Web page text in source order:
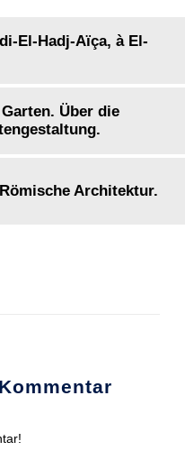
El-Hadj-Aïça, à El-
Über die
Architektur.